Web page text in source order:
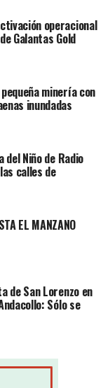
operacional
Galantas Gold
minería con
inundadas
del Niño de Radio
calles de
EL MANZANO
de San Lorenzo en
Sólo se